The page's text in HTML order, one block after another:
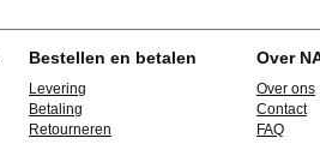
Bestellen en betalen
Levering
Betaling
Retourneren
Over
Over ons
Contact
FAQ